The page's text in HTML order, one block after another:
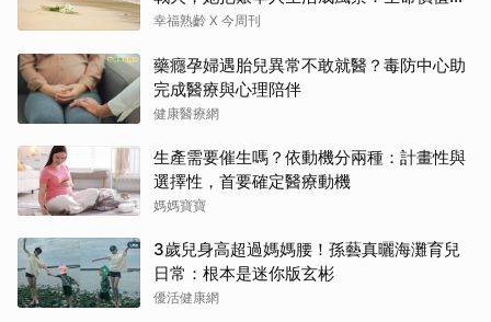
於成為祝福
幸福熟齡 X 今周刊
藥癮孕婦遇胎兒異常不敢就醫？毒防中心助
完成醫療與心理陪伴
健康醫療網
生產需要催生嗎？依動機分兩種：計畫性與
選擇性，首要確定醫療動機
媽媽寶寶
3歲兒身高超過媽媽腰！孫藝真曬海灘育兒
日常：根本是迷你版玄彬
優活健康網